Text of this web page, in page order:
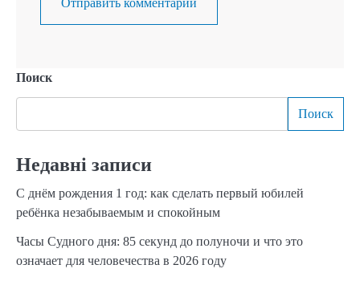
Поиск
Поиск
Недавні записи
С днём рождения 1 год: как сделать первый юбилей
ребёнка незабываемым и спокойным
Часы Судного дня: 85 секунд до полуночи и что это
означает для человечества в 2026 году